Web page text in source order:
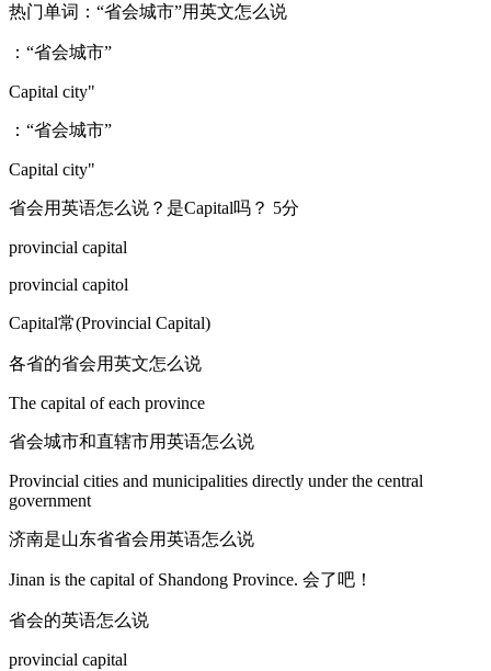
热门单词：“省会城市”用英文怎么说
：“省会城市”
Capital city"
：“省会城市”
Capital city"
省会用英语怎么说？是Capital吗？ 5分
provincial capital
provincial capitol
Capital常(Provincial Capital)
各省的省会用英文怎么说
The capital of each province
省会城市和直辖市用英语怎么说
Provincial cities and municipalities directly under the central
government
济南是山东省省会用英语怎么说
Jinan is the capital of Shandong Province. 会了吧！
省会的英语怎么说
provincial capital